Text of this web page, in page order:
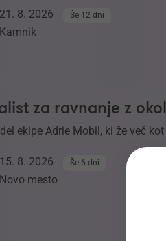
21. 8. 2026 Še 12 dni
Kamnik
za ravnanje z
ekipe Adrie Mobil, ki že več
15. 8. 2026 Še 6 dni
Novo mesto